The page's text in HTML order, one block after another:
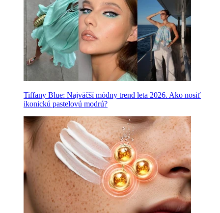
Tiffany Blue: Najväčší módny trend leta 2026. Ako nosiť
ikonickú pastelovú modrú?